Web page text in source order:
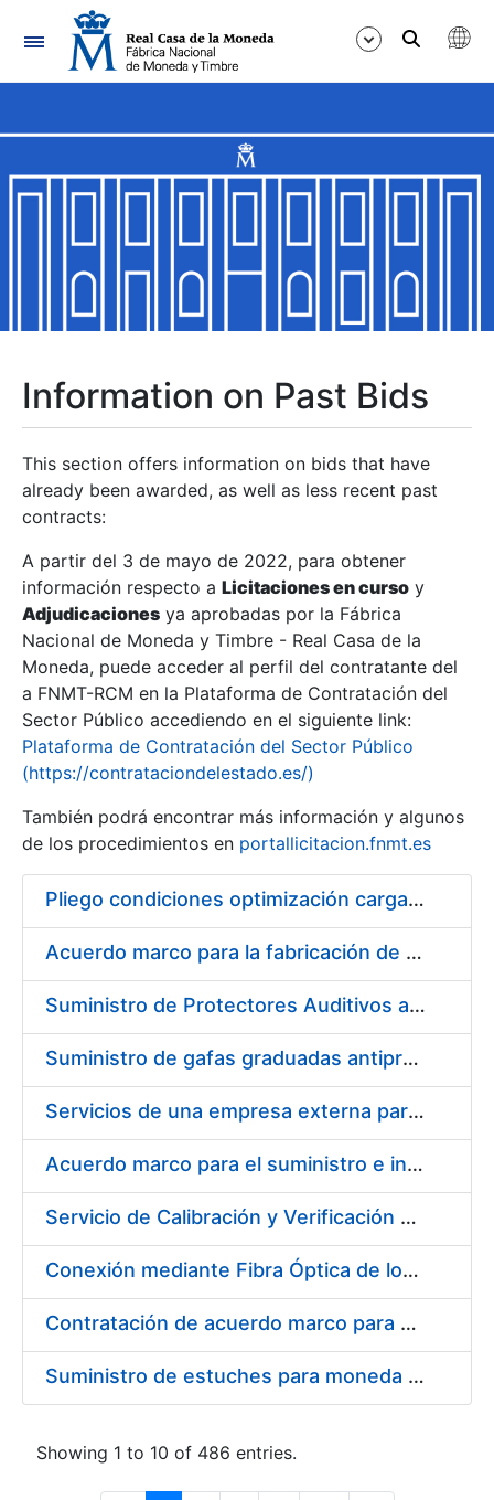
Navigation
Show/Hide
Show/Hide
Show/Hide
Show/Hide
Show/Hide
Show/Hide
Information on Past Bids
This section offers information on bids that have
already been awarded, as well as less recent past
contracts:
A partir del 3 de mayo de 2022, para obtener
información respecto a Licitaciones en curso y
Adjudicaciones ya aprobadas por la Fábrica
Nacional de Moneda y Timbre - Real Casa de la
Moneda, puede acceder al perfil del contratante del
a FNMT-RCM en la Plataforma de Contratación del
Sector Público accediendo en el siguiente link:
Plataforma de Contratación del Sector Público
(https://contrataciondelestado.es/)
También podrá encontrar más información y algunos
de los procedimientos en portallicitacion.fnmt.es
Pliego condiciones optimización cargas compras firmado
Acuerdo marco para la fabricación de piezas
Suministro de Protectores Auditivos a medida para las personas trabajadoras de los Centros de Trabajo de Madrid y Burgos
Suministro de gafas graduadas antiproyecciones para los trabajadores de la FNMT-RCM en los centros de trabajo de Madrid y Burgos
Servicios de una empresa externa para el asesoramiento y resolución de los recursos de alzada que se presentan relacionados con procesos de selección para la FNMT-RCM
Acuerdo marco para el suministro e instalación de persianas, estores y otros complementos
Servicio de Calibración y Verificación Externa de los Equipos de Medición del Servicio de Prevención de la FNMT-RCM
Conexión mediante Fibra Óptica de los Centros de Proceso de Datos (CPDs) de las sedes de la FNMT-RCM de Burgos y Madrid
Contratación de acuerdo marco para el Suministro de Material de Electricidad para la Fábrica Nacional de Moneda y Timbre-Real Casa de la Moneda en su centro de trabajo de Burgos
Suministro de estuches para moneda de 30 €
Showing 1 to 10 of 486 entries.